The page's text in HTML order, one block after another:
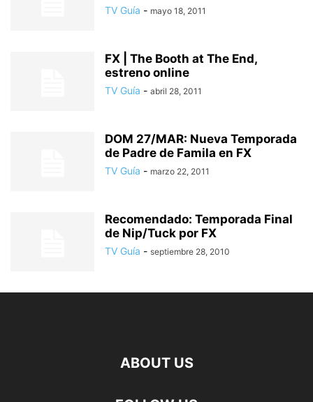
TV Guía - mayo 18, 2011
FX | The Booth at The End,
estreno online
TV Guía - abril 28, 2011
DOM 27/MAR: Nueva Temporada
de Padre de Famila en FX
TV Guía - marzo 22, 2011
Recomendado: Temporada Final
de Nip/Tuck por FX
TV Guía - septiembre 28, 2010
ABOUT US